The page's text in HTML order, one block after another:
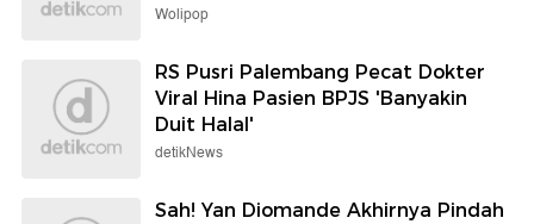
Wolipop
RS Pusri Palembang Pecat Dokter
Viral Hina Pasien BPJS 'Banyakin
Duit Halal'
detikNews
Sah! Yan Diomande Akhirnya Pindah